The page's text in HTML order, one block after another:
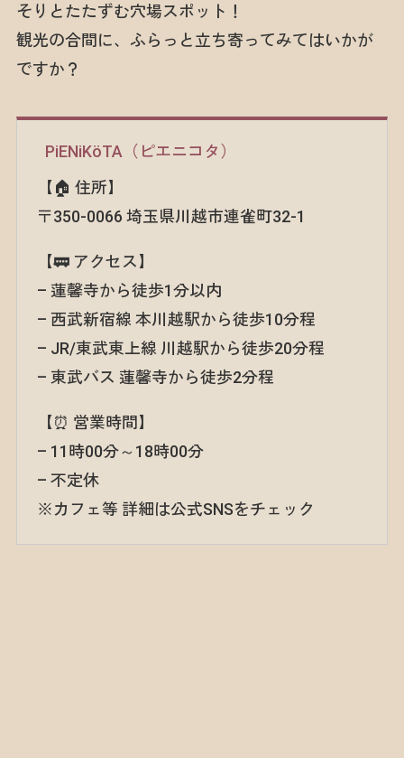
そりとたたずむ穴場スポット！
観光の合間に、ふらっと立ち寄ってみてはいかが
ですか？
PiENiKöTA（ピエニコタ）
【🏠 住所】
〒350-0066 埼玉県川越市連雀町32-1
【🚃 アクセス】
– 蓮馨寺から徒歩1分以内
– 西武新宿線 本川越駅から徒歩10分程
– JR/東武東上線 川越駅から徒歩20分程
– 東武バス 蓮馨寺から徒歩2分程
【⏰ 営業時間】
– 11時00分～18時00分
– 不定休
※カフェ等 詳細は公式SNSをチェック